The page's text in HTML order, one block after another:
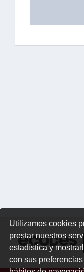
Utilizamos cookies
prestar nuestros
estadística y
con sus